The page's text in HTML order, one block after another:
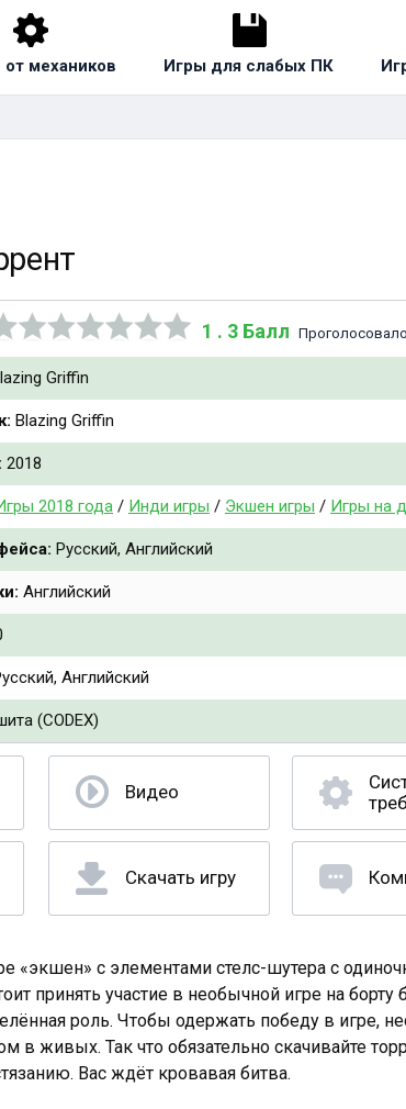
от механиков Игры для слабых ПК
1 . 3 Балл
Griffin
Blazing Griffin
2018
2018 года / Инди игры / Экшен игры / Игры на
Русский, Английский
Английский
Английский
(CODEX)
Видео
Скачать игру
«экшен» с элементами стелс-шутера с
принять участие в необычной игре на борту
роль. Чтобы одержать победу в игре,
в живых. Так что обязательно скачивайте
Вас ждёт кровавая битва.